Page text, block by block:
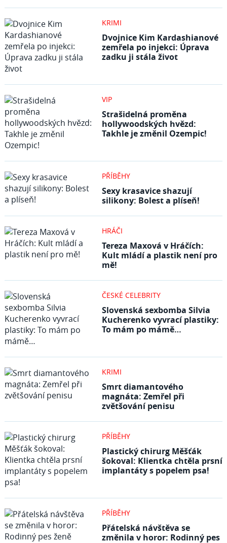
KRIMI
Dvojnice Kim Kardashianové
zemřela po injekci: Úprava
zadku ji stála život
VIP
Strašidelná proměna
hollywoodských hvězd:
Takhle je změnil Ozempic!
PŘÍBĚHY
Sexy krasavice shazují
silikony: Bolest a plíseň!
HRÁČI
Tereza Maxová v Hráčích:
Kult mládí a plastik není pro
mě!
ČESKÉ CELEBRITY
Slovenská sexbomba Silvia
Kucherenko vyvrací plastiky:
To mám po mámě…
KRIMI
Smrt diamantového
magnáta: Zemřel při
zvětšování penisu
PŘÍBĚHY
Plastický chirurg Měšťák
šokoval: Klientka chtěla prsní
implantáty s popelem psa!
PŘÍBĚHY
Přátelská návštěva se
změnila v horor: Rodinný pes